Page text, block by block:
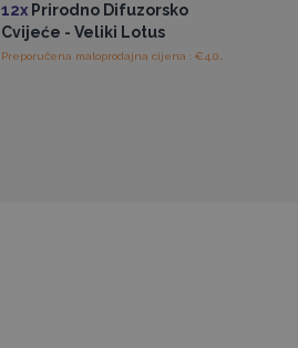
12x Prirodno Difuzorsko
Cvijeće - Veliki Lotus